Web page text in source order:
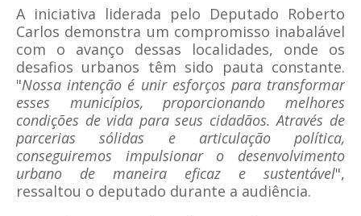
A iniciativa liderada pelo Deputado Roberto
Carlos demonstra um compromisso inabalável
com o avanço dessas localidades, onde os
desafios urbanos têm sido pauta constante.
"Nossa intenção é unir esforços para transformar
esses municípios, proporcionando melhores
condições de vida para seus cidadãos. Através de
parcerias sólidas e articulação política,
conseguiremos impulsionar o desenvolvimento
urbano de maneira eficaz e sustentável",
ressaltou o deputado durante a audiência.